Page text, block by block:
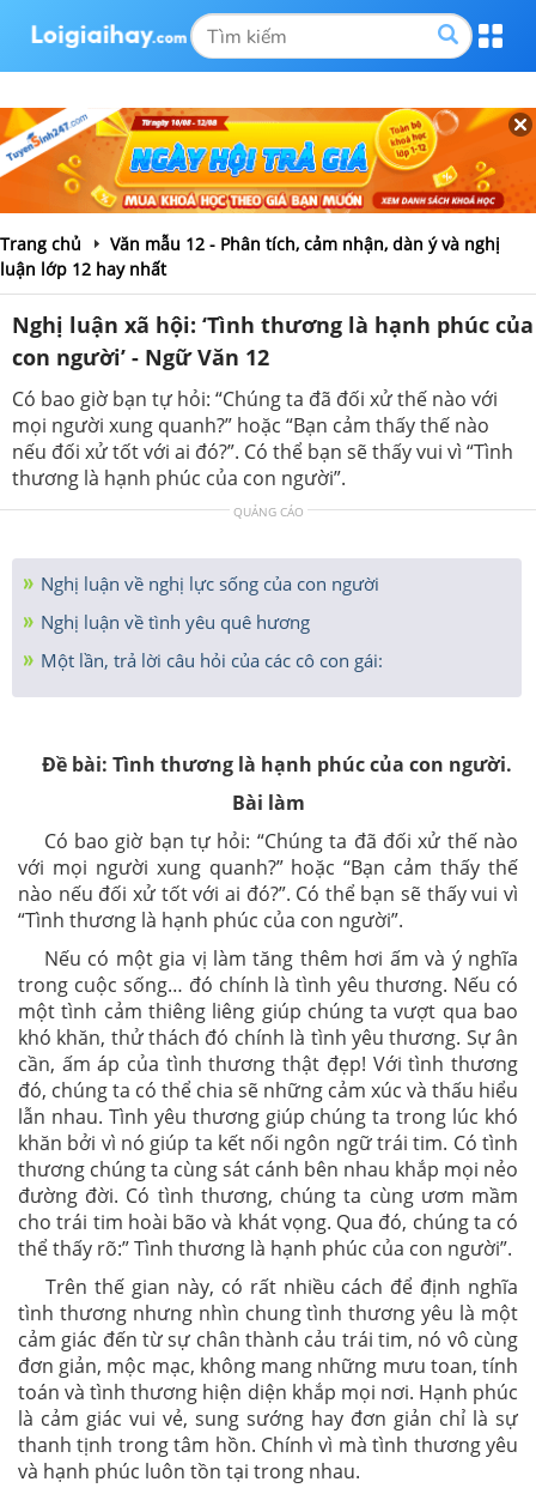
Trang chủ
Văn mẫu 12 - Phân tích, cảm nhận, dàn ý và nghị
luận lớp 12 hay nhất
Nghị luận xã hội: ‘Tình thương là hạnh phúc của
con người’ - Ngữ Văn 12
Có bao giờ bạn tự hỏi: “Chúng ta đã đối xử thế nào với
mọi người xung quanh?” hoặc “Bạn cảm thấy thế nào
nếu đối xử tốt với ai đó?”. Có thể bạn sẽ thấy vui vì “Tình
thương là hạnh phúc của con người”.
QUẢNG CÁO
Nghị luận về nghị lực sống của con người
Nghị luận về tình yêu quê hương
Một lần, trả lời câu hỏi của các cô con gái:
Đề bài: Tình thương là hạnh phúc của con người.
Bài làm
Có bao giờ bạn tự hỏi: “Chúng ta đã đối xử thế nào
với mọi người xung quanh?” hoặc “Bạn cảm thấy thế
nào nếu đối xử tốt với ai đó?”. Có thể bạn sẽ thấy vui vì
“Tình thương là hạnh phúc của con người”.
Nếu có một gia vị làm tăng thêm hơi ấm và ý nghĩa
trong cuộc sống… đó chính là tình yêu thương. Nếu có
một tình cảm thiêng liêng giúp chúng ta vượt qua bao
khó khăn, thử thách đó chính là tình yêu thương. Sự ân
cần, ấm áp của tình thương thật đẹp! Với tình thương
đó, chúng ta có thể chia sẽ những cảm xúc và thấu hiểu
lẫn nhau. Tình yêu thương giúp chúng ta trong lúc khó
khăn bởi vì nó giúp ta kết nối ngôn ngữ trái tim. Có tình
thương chúng ta cùng sát cánh bên nhau khắp mọi nẻo
đường đời. Có tình thương, chúng ta cùng ươm mầm
cho trái tim hoài bão và khát vọng. Qua đó, chúng ta có
thể thấy rõ:” Tình thương là hạnh phúc của con người”.
Trên thế gian này, có rất nhiều cách để định nghĩa
tình thương nhưng nhìn chung tình thương yêu là một
cảm giác đến từ sự chân thành cảu trái tim, nó vô cùng
đơn giản, mộc mạc, không mang những mưu toan, tính
toán và tình thương hiện diện khắp mọi nơi. Hạnh phúc
là cảm giác vui vẻ, sung sướng hay đơn giản chỉ là sự
thanh tịnh trong tâm hồn. Chính vì mà tình thương yêu
và hạnh phúc luôn tồn tại trong nhau.